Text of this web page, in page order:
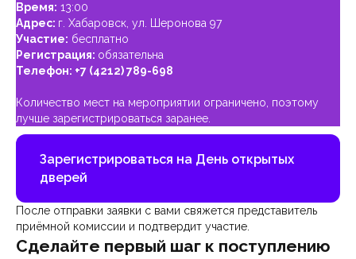
Время: 13:00
Адрес: г. Хабаровск, ул. Шеронова 97
Участие: бесплатно
Регистрация: обязательна
Телефон: +7 (4212) 789-698
Количество мест на мероприятии ограничено, поэтому
лучше зарегистрироваться заранее.
Зарегистрироваться на День открытых
дверей
После отправки заявки с вами свяжется представитель
приёмной комиссии и подтвердит участие.
Сделайте первый шаг к поступлению